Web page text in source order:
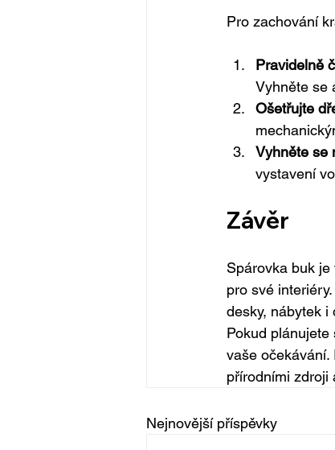
Pro zachování
Pravidelně
Vyhněte se
Ošetřujte
Vyhněte se
vystavení
Závěr
Spárovka buk
pro své
desky, nábytek i
Pokud
vaše
přírodními zdroji
Nejnovější příspěvky